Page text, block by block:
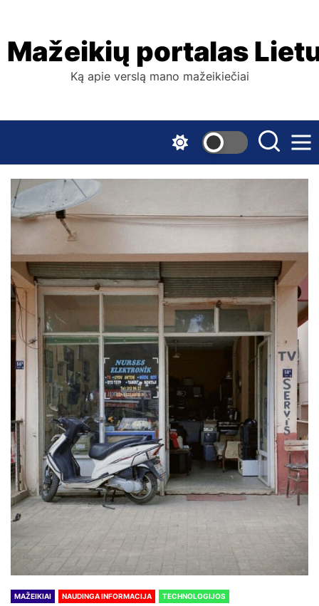
the
content
Mažeikių portalas
Ką apie verslą mano mažeikiečiai
MAŽEIKIAI NAUDINGA INFORMACIJA TECHNOLOGIJOS